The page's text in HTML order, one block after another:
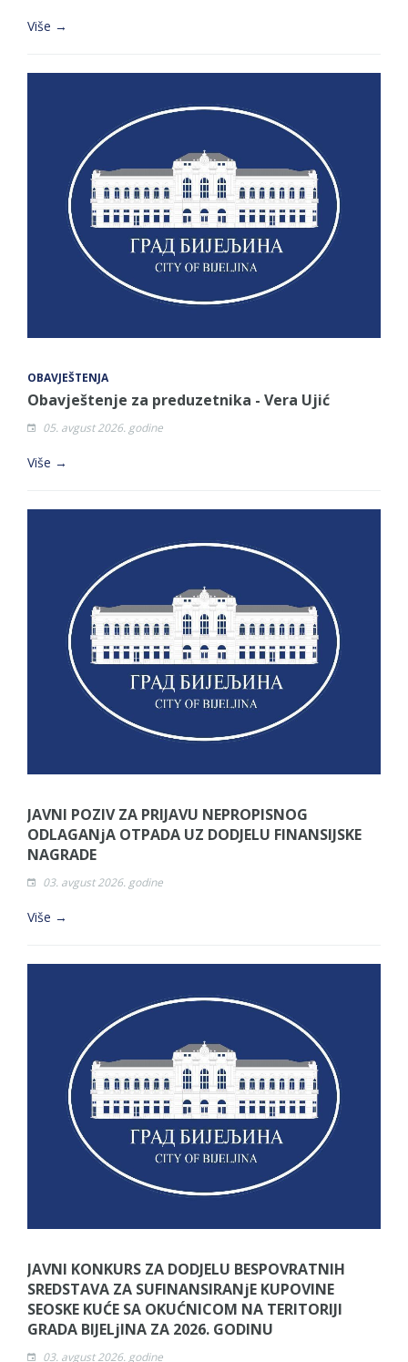
Više →
OBAVJEŠTENJA
Obavještenje za preduzetnika - Vera Ujić
05. avgust 2026. godine
Više →
JAVNI POZIV ZA PRIJAVU NEPROPISNOG
ODLAGANjA OTPADA UZ DODJELU FINANSIJSKE
NAGRADE
03. avgust 2026. godine
Više →
JAVNI KONKURS ZA DODJELU BESPOVRATNIH
SREDSTAVA ZA SUFINANSIRANjE KUPOVINE
SEOSKE KUĆE SA OKUĆNICOM NA TERITORIJI
GRADA BIJELjINA ZA 2026. GODINU
03. avgust 2026. godine